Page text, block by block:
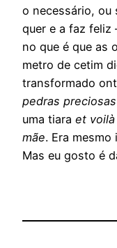
o necessário, ou
quer e a faz feliz
no que é que as
metro de cetim
transformado
pedras preciosas
uma tiara et voilà
mãe. Era mesmo
Mas eu gosto é